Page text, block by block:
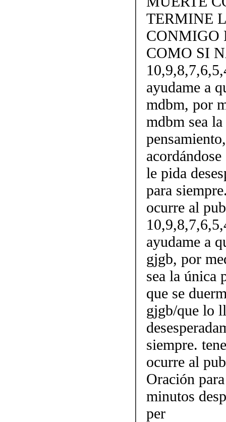
TERMINE
CONMIGO
COMO SI
ayudame a
mdbm, por
mdbm sea
le pida
para
ocurre al
ayudame a
gjgb, por
sea la única
que se
gjgb/que lo
siempre.
ocurre al
Oración
minutos
per